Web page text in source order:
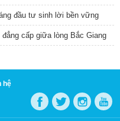
đầu tư sinh lời bền vững
cấp giữa lòng Bắc Giang
hệ